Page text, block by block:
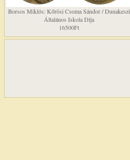
Borsos Miklós: Kőrösi Csoma Sándor / Dunakeszi
Általános Iskola Díja
16500Ft